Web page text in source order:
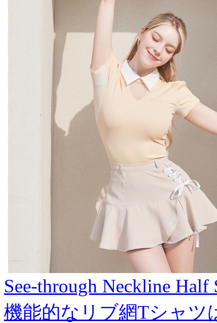
See-through Neckline
機能的なリブ網Tシャツ